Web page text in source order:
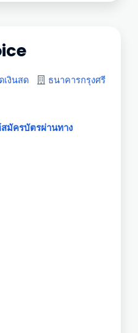
งินสด ธนาคารกรุงศรี
มัครบัตรผ่านทาง